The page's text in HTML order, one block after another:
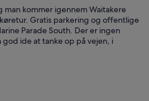
kommer igennem Waitakere
Gratis parkering og offentlige
Parade South. Der er ingen
god ide at tanke op på vejen, i